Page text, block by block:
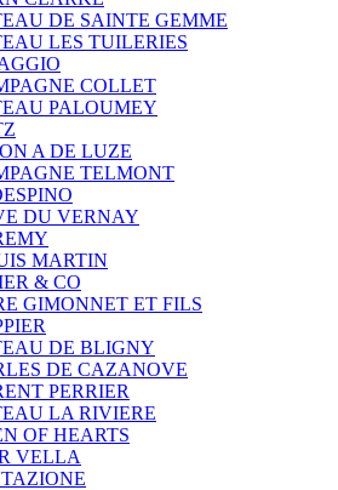
DE SAINTE GEMME
LES TUILERIES
COLLET
PALOUMEY
A DE LUZE
TELMONT
DU VERNAY
MARTIN
& CO
GIMONNET ET FILS
DE BLIGNY
DE CAZANOVE
PERRIER
LA RIVIERE
OF HEARTS
VELLA